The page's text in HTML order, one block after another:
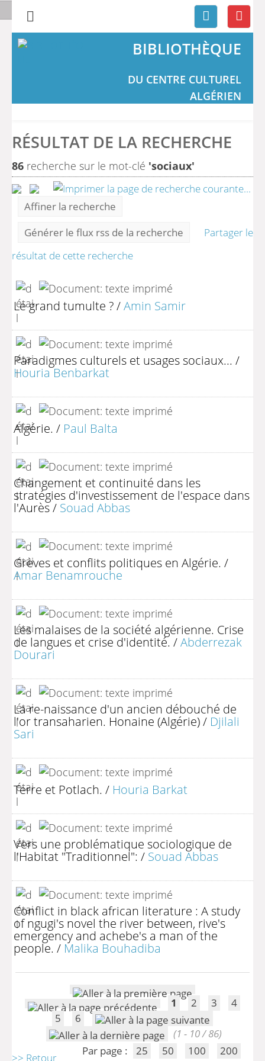
BIBLIOTHÈQUE
DU CENTRE CULTUREL
ALGÉRIEN
RÉSULTAT DE LA RECHERCHE
86 recherche sur le mot-clé 'sociaux'
Affiner la recherche
Générer le flux rss de la recherche
Partager le
résultat de cette recherche
Le grand tumulte ?/Amin Samir
Paradigmes culturels et usages sociaux... /
Houria Benbarkat
Algérie. / Paul Balta
Changement et continuité dans les
stratégies d'investissement de l'espace dans
l'Aurès/ Souad Abbas
Grèves et conflits politiques en Algérie. /
Amar Benamrouche
Les malaises de la société algérienne. Crise
de langues et crise d'identité. /Abderrezak
Dourari
La re-naissance d'un ancien débouché de
l'or transaharien. Honaine (Algérie)/ Djilali
Sari
Terre et Potlach. / Houria Barkat
Vers une problématique sociologique de
l'Habitat "Traditionnel": / Souad Abbas
Conflict in black african literature : A study
of ngugi's novel the river between, rive's
emergency and achebe's a man of the
people. / Malika Bouhadiba
1 2 3
4
5
6
(1 - 10 / 86)
Par page :
25 50 100 200
>> Retour